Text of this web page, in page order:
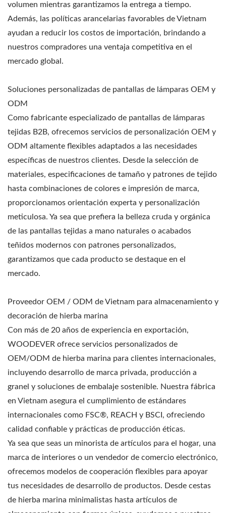
volumen mientras garantizamos la entrega a tiempo.
Además, las políticas arancelarias favorables de Vietnam
ayudan a reducir los costos de importación, brindando a
nuestros compradores una ventaja competitiva en el
mercado global.
Soluciones personalizadas de pantallas de lámparas OEM y
ODM
Como fabricante especializado de pantallas de lámparas
tejidas B2B, ofrecemos servicios de personalización OEM y
ODM altamente flexibles adaptados a las necesidades
específicas de nuestros clientes. Desde la selección de
materiales, especificaciones de tamaño y patrones de tejido
hasta combinaciones de colores e impresión de marca,
proporcionamos orientación experta y personalización
meticulosa. Ya sea que prefiera la belleza cruda y orgánica
de las pantallas tejidas a mano naturales o acabados
teñidos modernos con patrones personalizados,
garantizamos que cada producto se destaque en el
mercado.
Proveedor OEM / ODM de Vietnam para almacenamiento y
decoración de hierba marina
Con más de 20 años de experiencia en exportación,
WOODEVER ofrece servicios personalizados de
OEM/ODM de hierba marina para clientes internacionales,
incluyendo desarrollo de marca privada, producción a
granel y soluciones de embalaje sostenible. Nuestra fábrica
en Vietnam asegura el cumplimiento de estándares
internacionales como FSC®, REACH y BSCI, ofreciendo
calidad confiable y prácticas de producción éticas.
Ya sea que seas un minorista de artículos para el hogar, una
marca de interiores o un vendedor de comercio electrónico,
ofrecemos modelos de cooperación flexibles para apoyar
tus necesidades de desarrollo de productos. Desde cestas
de hierba marina minimalistas hasta artículos de